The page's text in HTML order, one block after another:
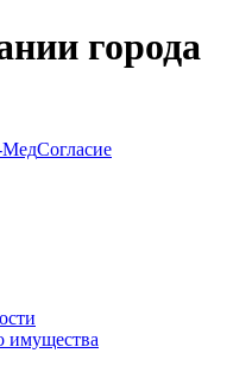
города
Согласие
имущества